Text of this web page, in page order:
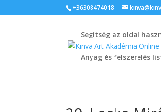
+36308474018
Segítség az oldal
Anyag és felszerelés